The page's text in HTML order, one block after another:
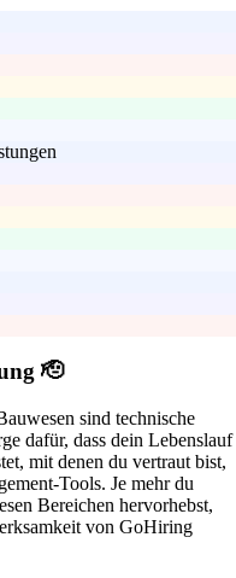
🫡
sind technische
dafür, dass dein Lebenslauf
mit denen du vertraut bist,
Tools. Je mehr du
Bereichen hervorhebst,
von GoHiring